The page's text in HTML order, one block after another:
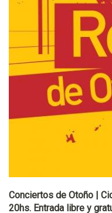
Conciertos de Otoño |
20hs. Entrada libre y